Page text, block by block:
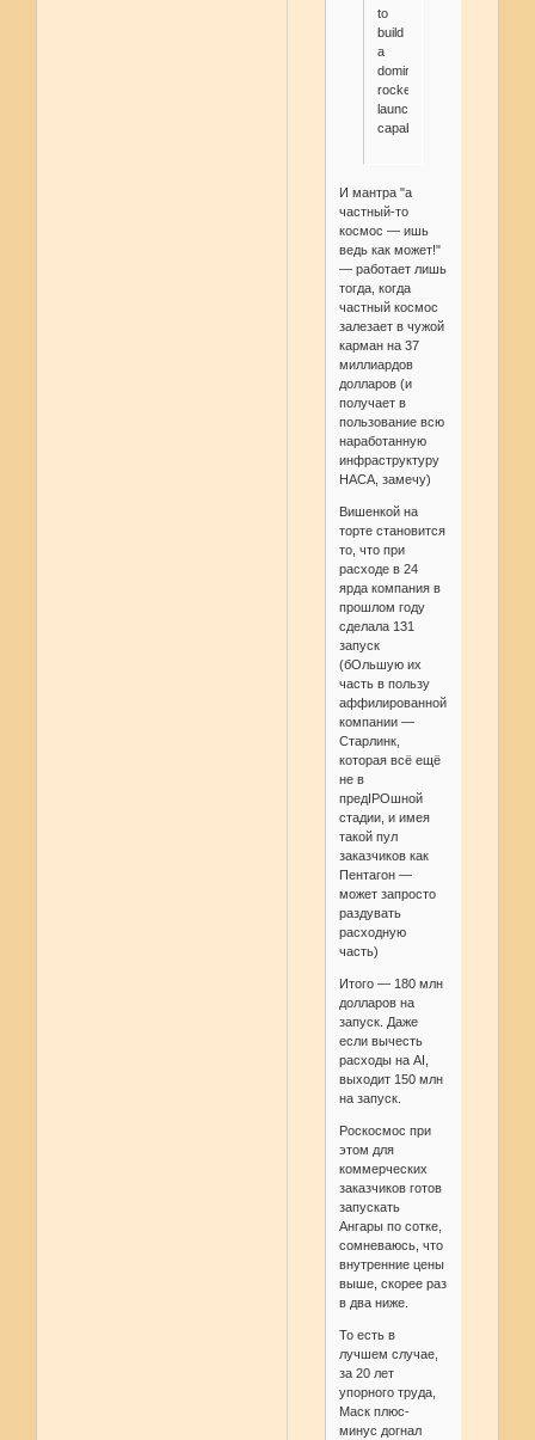
to
build
a
dominant
rocket
launch
capability
И мантра "а
частный-то
космос — ишь
ведь как может!"
— работает лишь
тогда, когда
частный космос
залезает в чужой
карман на 37
миллиардов
долларов (и
получает в
пользование всю
наработанную
инфраструктуру
НАСА, замечу)
Вишенкой на
торте становится
то, что при
расходе в 24
ярда компания в
прошлом году
сделала 131
запуск
(бОльшую их
часть в пользу
аффилированной
компании —
Старлинк,
которая всё ещё
не в
предIPOшной
стадии, и имея
такой пул
заказчиков как
Пентагон —
может запросто
раздувать
расходную
часть)
Итого — 180 млн
долларов на
запуск. Даже
если вычесть
расходы на AI,
выходит 150 млн
на запуск.
Роскосмос при
этом для
коммерческих
заказчиков готов
запускать
Ангары по сотке,
сомневаюсь, что
внутренние цены
выше, скорее раз
в два ниже.
То есть в
лучшем случае,
за 20 лет
упорного труда,
Маск плюс-
минус догнал